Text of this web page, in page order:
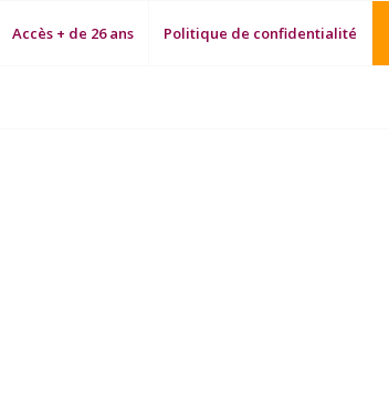
Accès + de 26 ans Politique de confidentialité